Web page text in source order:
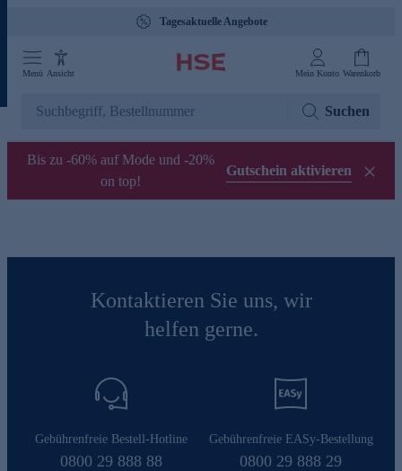
Tagesaktuelle Angebote
Menü Ansicht Mein Konto Warenkorb
Suchen
Bis zu -60% auf Mode und -20%
on top!
Gutschein aktivieren
Kontaktieren Sie uns, wir
helfen gerne.
Gebührenfreie Bestell-Hotline
0800 29 888 88
Gebührenfreie EASy-Bestellung
0800 29 888 29